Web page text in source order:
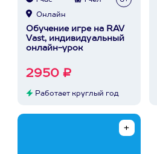
Онлайн
Обучение игре на RAV
Vast, индивидуальный
онлайн-урок
2950 ₽
Работает круглый год